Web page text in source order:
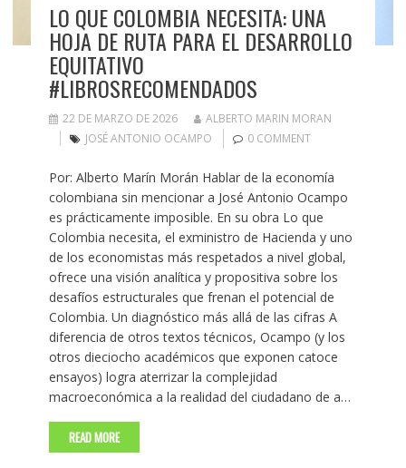
LO QUE COLOMBIA NECESITA: UNA
HOJA DE RUTA PARA EL DESARROLLO
EQUITATIVO
#LIBROSRECOMENDADOS
22 DE MARZO DE 2026
ALBERTO MARIN MORAN
JOSÉ ANTONIO OCAMPO
0 COMMENT
Por: Alberto Marín Morán Hablar de la economía
colombiana sin mencionar a José Antonio Ocampo
es prácticamente imposible. En su obra Lo que
Colombia necesita, el exministro de Hacienda y uno
de los economistas más respetados a nivel global,
ofrece una visión analítica y propositiva sobre los
desafíos estructurales que frenan el potencial de
Colombia. Un diagnóstico más allá de las cifras A
diferencia de otros textos técnicos, Ocampo (y los
otros dieciocho académicos que exponen catoce
ensayos) logra aterrizar la complejidad
macroeconómica a la realidad del ciudadano de a…
READ MORE